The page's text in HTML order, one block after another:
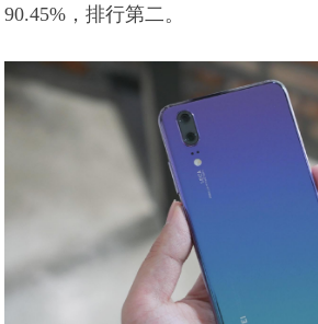
90.45%，排行第二。